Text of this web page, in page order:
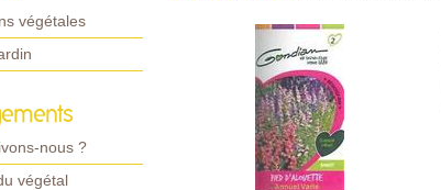
végétales
nous ?
végétal